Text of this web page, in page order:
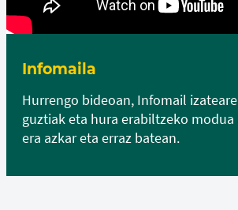
Infomaila
Hurrengo bideoan, Infomail
guztiak eta hura erabiltzeko
era azkar eta erraz batean.